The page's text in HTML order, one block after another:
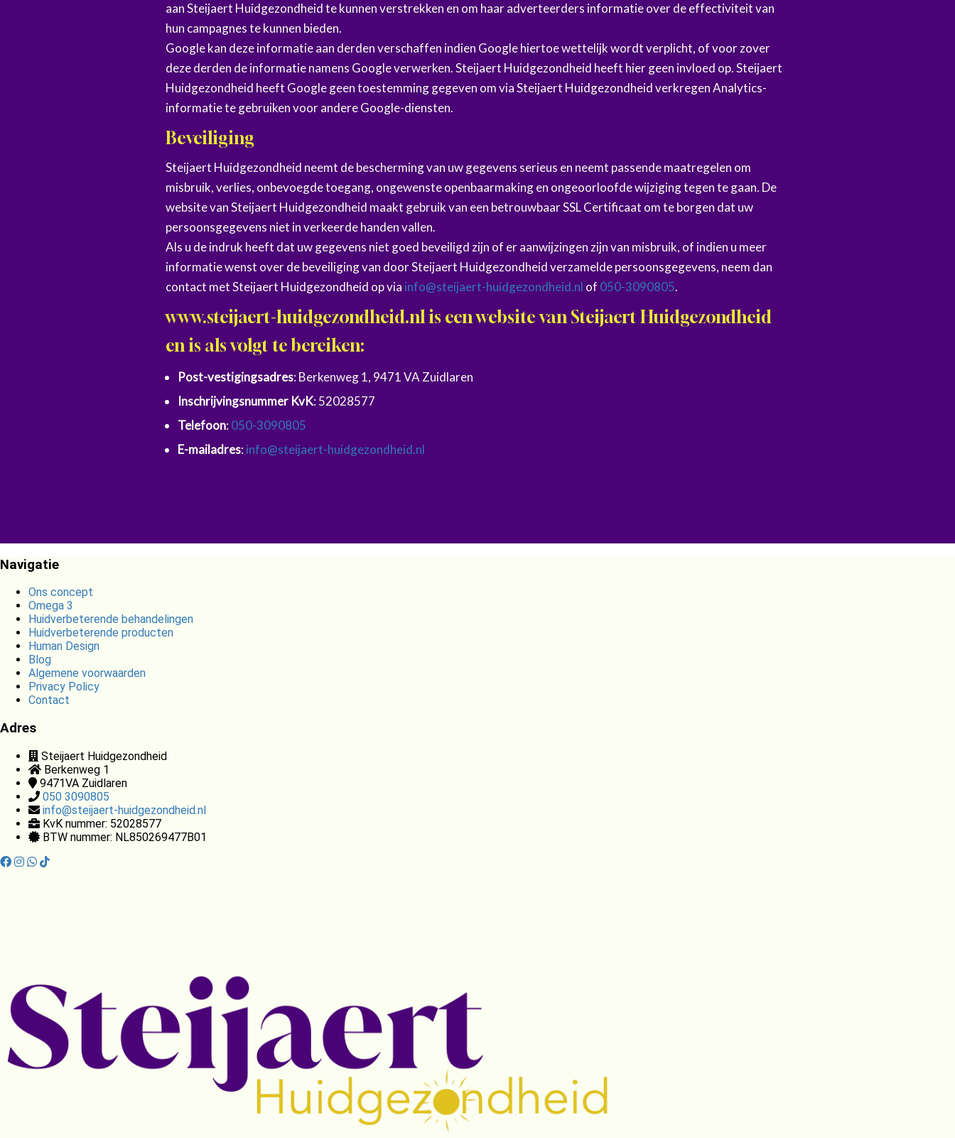
aan Steijaert Huidgezondheid te kunnen verstrekken en om haar adverteerders informatie over de effectiviteit van
hun campagnes te kunnen bieden.
Google kan deze informatie aan derden verschaffen indien Google hiertoe wettelijk wordt verplicht, of voor zover
deze derden de informatie namens Google verwerken. Steijaert Huidgezondheid heeft hier geen invloed op. Steijaert
Huidgezondheid heeft Google geen toestemming gegeven om via Steijaert Huidgezondheid verkregen Analytics-
informatie te gebruiken voor andere Google-diensten.
Beveiliging
Steijaert Huidgezondheid neemt de bescherming van uw gegevens serieus en neemt passende maatregelen om
misbruik, verlies, onbevoegde toegang, ongewenste openbaarmaking en ongeoorloofde wijziging tegen te gaan. De
website van Steijaert Huidgezondheid maakt gebruik van een betrouwbaar SSL Certificaat om te borgen dat uw
persoonsgegevens niet in verkeerde handen vallen.
Als u de indruk heeft dat uw gegevens niet goed beveiligd zijn of er aanwijzingen zijn van misbruik, of indien u meer
informatie wenst over de beveiliging van door Steijaert Huidgezondheid verzamelde persoonsgegevens, neem dan
contact met Steijaert Huidgezondheid op via info@steijaert-huidgezondheid.nl of 050-3090805.
www.steijaert-huidgezondheid.nl is een website van Steijaert Huidgezondheid
en is als volgt te bereiken:
Post-vestigingsadres: Berkenweg 1, 9471 VA Zuidlaren
Inschrijvingsnummer KvK: 52028577
Telefoon:050-3090805
E-mailadres:info@steijaert-huidgezondheid.nl
Navigatie
Ons concept
Omega 3
Huidverbeterende behandelingen
Huidverbeterende producten
Human Design
Blog
Algemene voorwaarden
Privacy Policy
Contact
Adres
Steijaert Huidgezondheid
Berkenweg 1
9471VA Zuidlaren
050 3090805
info@steijaert-huidgezondheid.nl
KvK nummer: 52028577
BTW nummer: NL850269477B01